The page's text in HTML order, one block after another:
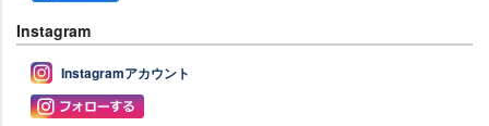
Instagram
Instagramアカウント